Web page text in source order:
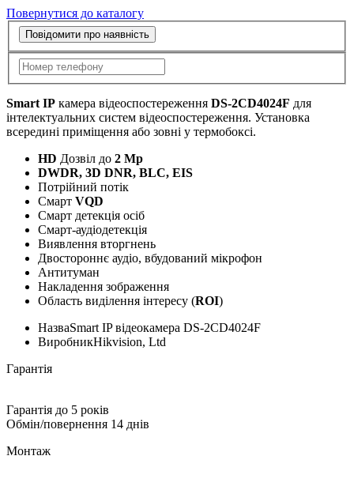
Повернутися до каталогу
Повідомити про наявність
Smart IP камера відеоспостереження DS-2CD4024F для
інтелектуальних систем відеоспостереження. Установка
всередині приміщення або зовні у термобоксі.
HD Дозвіл до 2 Mp
DWDR, 3D DNR, BLC, EIS
Потрійний потік
Смарт VQD
Смарт детекція осіб
Смарт-аудіодетекція
Виявлення вторгнень
Двостороннє аудіо, вбудований мікрофон
Антитуман
Накладення зображення
Область виділення інтересу (ROI)
НазваSmart IP відеокамера DS-2CD4024F
ВиробникHikvision, Ltd
Гарантія
Гарантія до 5 років
Обмін/повернення 14 днів
Монтаж